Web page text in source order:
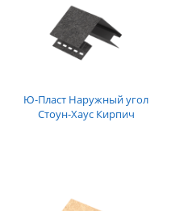
Ю-Пласт Наружный угол
Стоун-Хаус Кирпич